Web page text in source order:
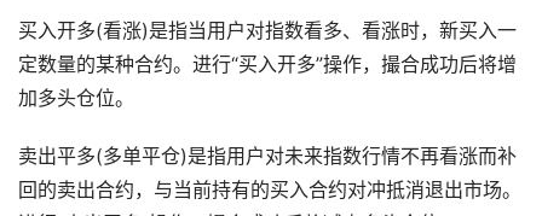
买入开多(看涨)是指当用户对指数看多、看涨时，新买入一
定数量的某种合约。进行“买入开多”操作，撮合成功后将增
加多头仓位。
卖出平多(多单平仓)是指用户对未来指数行情不再看涨而补
回的卖出合约，与当前持有的买入合约对冲抵消退出市场。